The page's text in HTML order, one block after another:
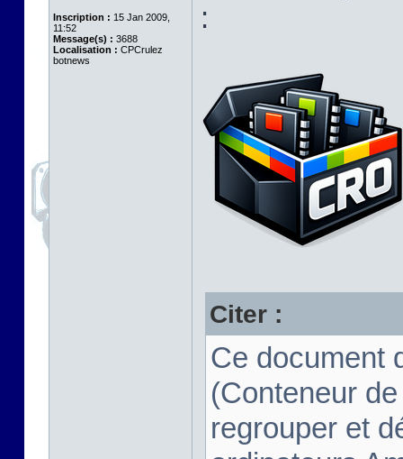
Inscription : 15 Jan 2009,
11:52
Message(s) : 3688
Localisation : CPCrulez
botnews
:
Citer :
Ce document
(Conteneur
regrouper et